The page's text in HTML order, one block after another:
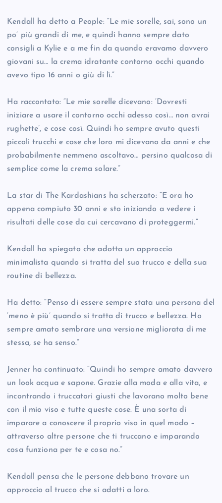
Kendall ha detto a People: “Le mie sorelle, sai, sono un
po’ più grandi di me, e quindi hanno sempre dato
consigli a Kylie e a me fin da quando eravamo davvero
giovani su… la crema idratante contorno occhi quando
avevo tipo 16 anni o giù di lì.”
Ha raccontato: “Le mie sorelle dicevano: ‘Dovresti
iniziare a usare il contorno occhi adesso così… non avrai
rughette’, e cose così. Quindi ho sempre avuto questi
piccoli trucchi e cose che loro mi dicevano da anni e che
probabilmente nemmeno ascoltavo… persino qualcosa di
semplice come la crema solare.”
La star di The Kardashians ha scherzato: “E ora ho
appena compiuto 30 anni e sto iniziando a vedere i
risultati delle cose da cui cercavano di proteggermi.”
Kendall ha spiegato che adotta un approccio
minimalista quando si tratta del suo trucco e della sua
routine di bellezza.
Ha detto: “Penso di essere sempre stata una persona del
‘meno è più’ quando si tratta di trucco e bellezza. Ho
sempre amato sembrare una versione migliorata di me
stessa, se ha senso.”
Jenner ha continuato: “Quindi ho sempre amato davvero
un look acqua e sapone. Grazie alla moda e alla vita, e
incontrando i truccatori giusti che lavorano molto bene
con il mio viso e tutte queste cose. È una sorta di
imparare a conoscere il proprio viso in quel modo –
attraverso altre persone che ti truccano e imparando
cosa funziona per te e cosa no.”
Kendall pensa che le persone debbano trovare un
approccio al trucco che si adatti a loro.